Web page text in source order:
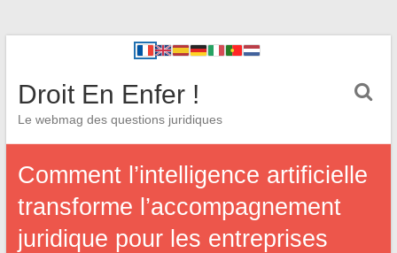
Droit En Enfer !
Le webmag des questions juridiques
Comment l’intelligence artificielle
transforme l’accompagnement
juridique pour les entreprises